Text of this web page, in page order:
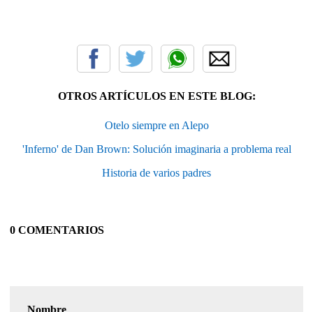
OTROS ARTÍCULOS EN ESTE BLOG:
Otelo siempre en Alepo
'Inferno' de Dan Brown: Solución imaginaria a problema real
Historia de varios padres
0 COMENTARIOS